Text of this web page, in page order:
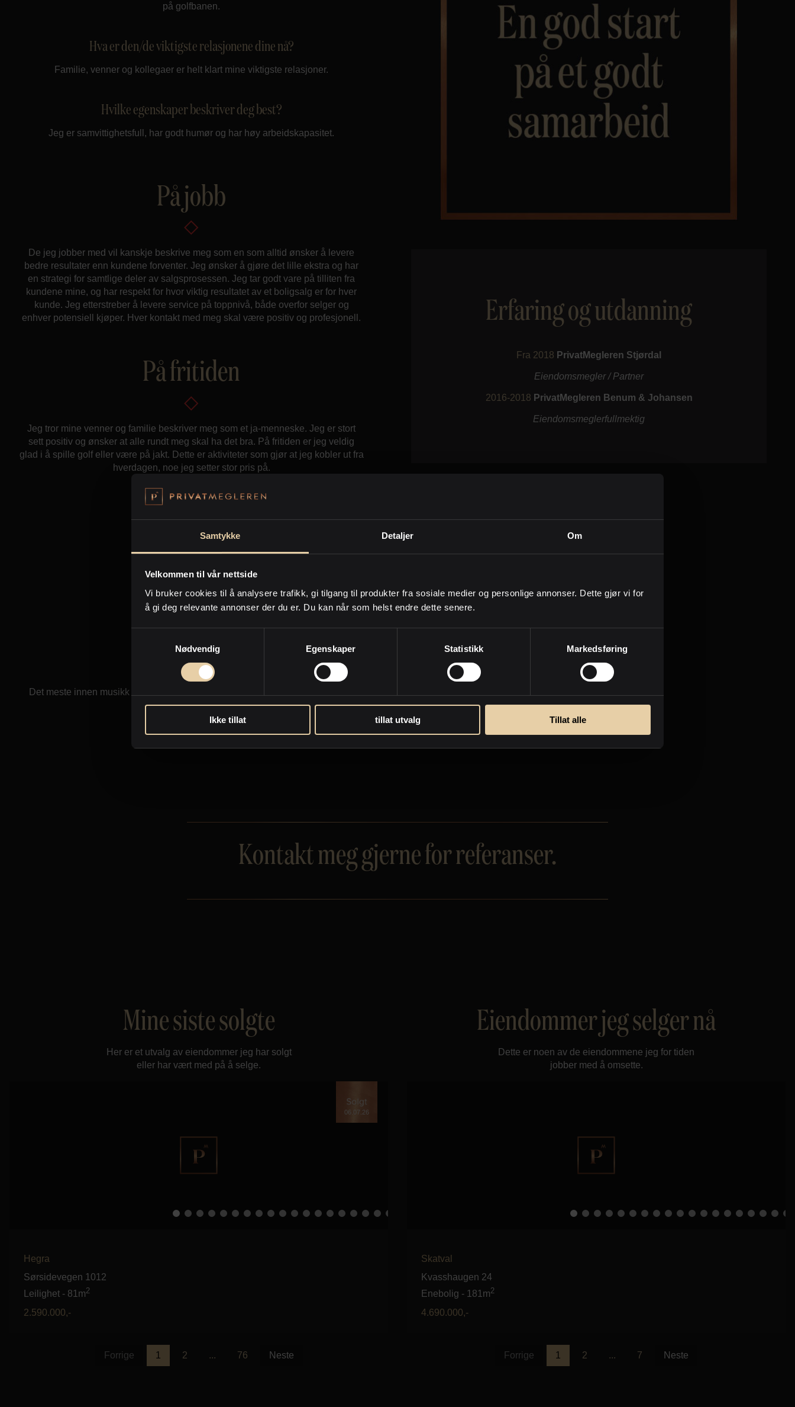
Samtykke Detaljer Om
Velkommen til vår nettside
Vi bruker cookies til å analysere trafikk, gi tilgang til produkter fra sosiale medier og personlige annonser. Dette gjør vi for
å gi deg relevante annonser der du er. Du kan når som helst endre dette senere.
Nødvendig
Egenskaper Statistikk Markedsføring
Ikke tillat tillat utvalg Tillat alle
Erfaring og utdanning
Fra 2018 PrivatMegleren Stjørdal
Eiendomsmegler / Partner
2016-2018 PrivatMegleren Benum & Johansen
Eiendomsmeglerfullmektig
på golfbanen.
Hva er den/de viktigste relasjonene dine nå?
Familie, venner og kollegaer er helt klart mine viktigste relasjoner.
Hvilke egenskaper beskriver deg best?
Jeg er samvittighetsfull, har godt humør og har høy arbeidskapasitet.
På jobb
De jeg jobber med vil kanskje beskrive meg som en som alltid ønsker å levere
bedre resultater enn kundene forventer. Jeg ønsker å gjøre det lille ekstra og har
en strategi for samtlige deler av salgsprosessen. Jeg tar godt vare på tilliten fra
kundene mine, og har respekt for hvor viktig resultatet av et boligsalg er for hver
kunde. Jeg etterstreber å levere service på toppnivå, både overfor selger og
enhver potensiell kjøper. Hver kontakt med meg skal være positiv og profesjonell.
På fritiden
Jeg tror mine venner og familie beskriver meg som et ja-menneske. Jeg er stort
sett positiv og ønsker at alle rundt meg skal ha det bra. På fritiden er jeg veldig
glad i å spille golf eller være på jakt. Dette er aktiviteter som gjør at jeg kobler ut fra
hverdagen, noe jeg setter stor pris på.
Q&A
Vinter eller sommer?
Film eller dokumentar?
Pop eller rock?
Det meste innen musikk duger. Trubadur som spiller det meste er å foretrekke!
Kontakt meg gjerne for referanser.
Mine siste solgte
Her er et utvalg av eiendommer jeg har solgt
eller har vært med på å selge.
06.07.26
Hegra
Sørsidevegen 1012
Leilighet - 81m2
2.590.000,-
Forrige 1 2 ... 76 Neste
Eiendommer jeg selger nå
Dette er noen av de eiendommene jeg for tiden
jobber med å omsette.
Skatval
Kvasshaugen 24
Enebolig - 181m2
4.690.000,-
Forrige 1 2 ... 7 Neste